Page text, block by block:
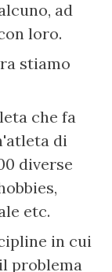
ad
loro.
stiamo
che fa
di
diverse
etc.
in cui
problema